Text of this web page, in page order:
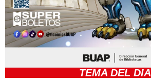
TEMA DEL DIA